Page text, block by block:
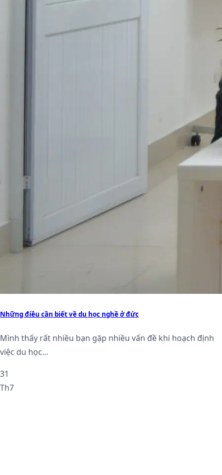
Những điều cần biết về du học nghề ở đức
Mình thấy rất nhiều bạn gặp nhiều vấn đề khi hoạch định
việc du học...
31
Th7